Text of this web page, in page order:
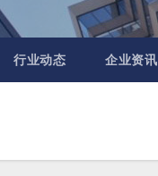
行业动态 企业资讯